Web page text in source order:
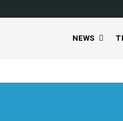
NEWS